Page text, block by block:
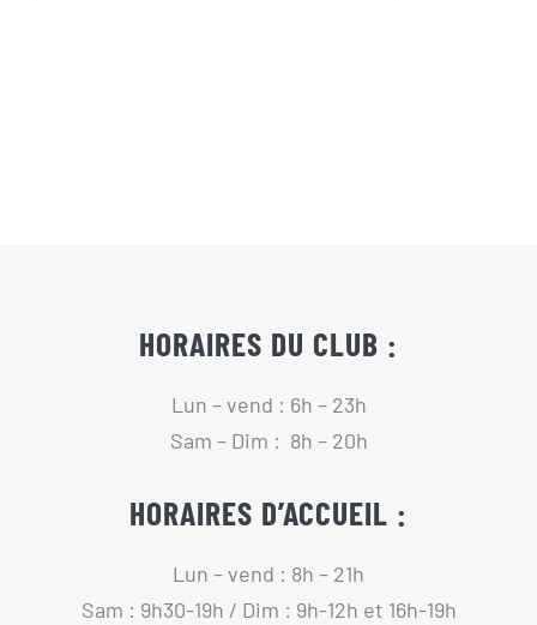
HORAIRES DU CLUB :
Lun – vend : 6h – 23h
Sam – Dim : 8h – 20h
HORAIRES D’ACCUEIL :
Lun – vend : 8h – 21h
Sam : 9h30-19h / Dim : 9h-12h et 16h-19h